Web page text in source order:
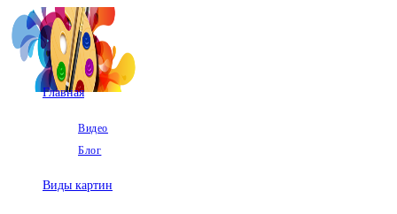
Перейти
к
содержимому
Главная
Видео
Блог
Виды картин